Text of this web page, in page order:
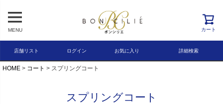
MENU カート
店舗リスト ログイン お気に入り 詳細検索
検索
HOME コート スプリングコート
スプリングコート